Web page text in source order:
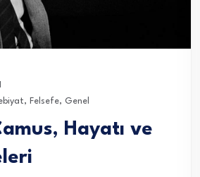
, Felsefe, Genel
Hayatı ve